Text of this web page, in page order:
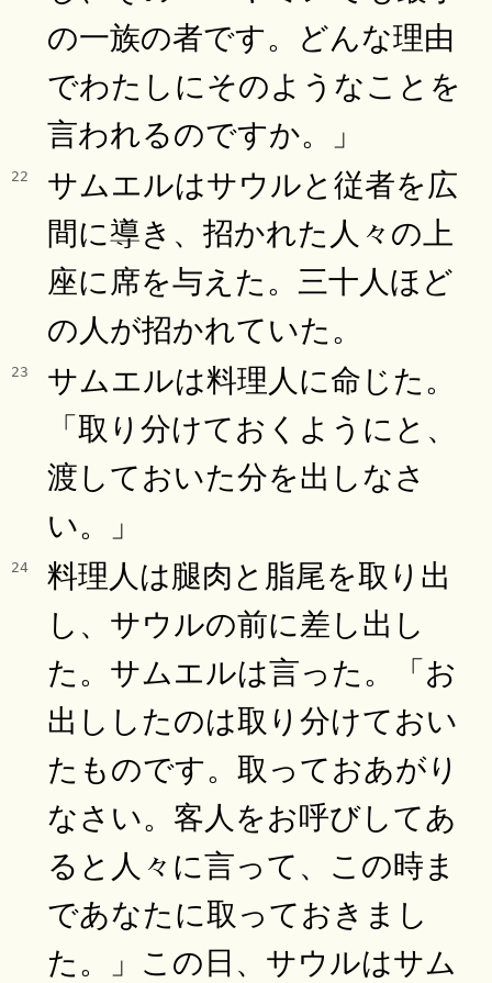
の一族の者です。どんな理由
でわたしにそのようなことを
言われるのですか。」
22
サムエルはサウルと従者を広
間に導き、招かれた人々の上
座に席を与えた。三十人ほど
の人が招かれていた。
23
サムエルは料理人に命じた。
「取り分けておくようにと、
渡しておいた分を出しなさ
い。」
24
料理人は腿肉と脂尾を取り出
し、サウルの前に差し出し
た。サムエルは言った。「お
出ししたのは取り分けておい
たものです。取っておあがり
なさい。客人をお呼びしてあ
ると人々に言って、この時ま
であなたに取っておきまし
た。」この日、サウルはサム